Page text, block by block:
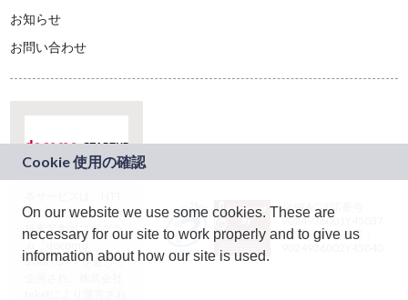
お知らせ
お問い合わせ
ドコモグループの新
規事業創出プログラ
ム「docomo
STARTUP」を通じて
JASRAC許諾番号：
9024936001Y45037
JASRAC許諾番号：
On our website we use some cookies. These are
necessary for our site to work properly and to give us
information about how our site is used.